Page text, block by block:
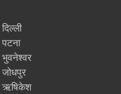
भुवनेश्वर
जोधपुर
ऋषिकेश